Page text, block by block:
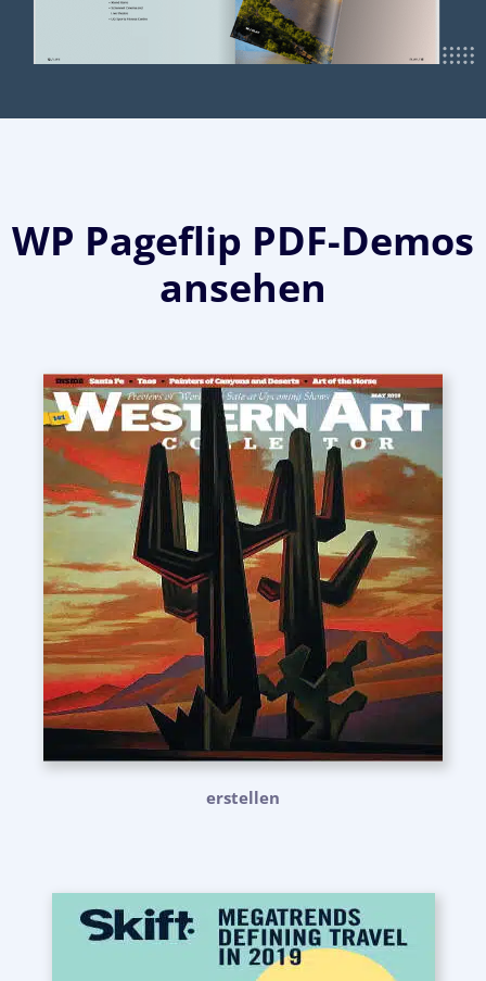
WP Pageflip PDF-Demos
ansehen
erstellen